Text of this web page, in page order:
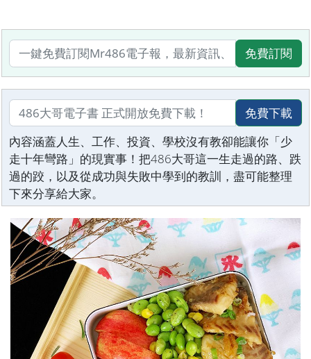
免費訂閱
免費下載
內容涵蓋人生、工作、投資、學校沒有教卻能讓你「少
走十年彎路」的現實事！把486大哥這一生走過的路、跌
過的跤，以及從成功與失敗中學到的教訓，盡可能整理
下來分享給大家。